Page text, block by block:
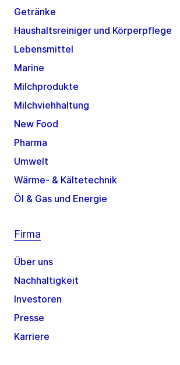
Getränke
Haushaltsreiniger und Körperpflege
Lebensmittel
Marine
Milchprodukte
Milchviehhaltung
New Food
Pharma
Umwelt
Wärme- & Kältetechnik
Öl & Gas und Energie
Firma
Über uns
Nachhaltigkeit
Investoren
Presse
Karriere